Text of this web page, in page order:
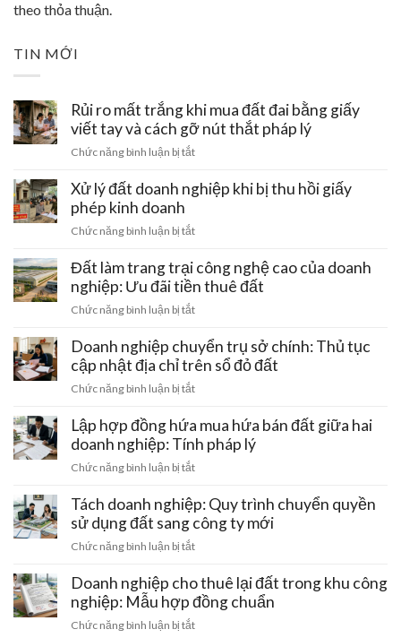
theo thỏa thuận.
TIN MỚI
Rủi ro mất trắng khi mua đất đai bằng giấy
viết tay và cách gỡ nút thắt pháp lý
Chức năng bình luận bị tắtở
ro
khi
đất
đai
viết
tay
và
cách
nút
thắt
lý
Xử lý đất doanh nghiệp khi bị thu hồi giấy
phép kinh doanh
Chức năng bình luận bị tắtở
lý
đất
nghiệp
bị
thu
kinh
doanh
Đất làm trang trại công nghệ cao của doanh
nghiệp: Ưu đãi tiền thuê đất
Chức năng bình luận bị tắtở
làm
trang
công
cao
của
đãi
tiền
thuê
Doanh nghiệp chuyển trụ sở chính: Thủ tục
cập nhật địa chỉ trên sổ đỏ đất
Chức năng bình luận bị tắtở
nghiệp
chuyển
trụ
sở
Thủ
tục
địa
chỉ
trên
sổ
Lập hợp đồng hứa mua hứa bán đất giữa hai
doanh nghiệp: Tính pháp lý
Chức năng bình luận bị tắtở
hợp
đồng
mua
bán
đất
Tách doanh nghiệp: Quy trình chuyển quyền
sử dụng đất sang công ty mới
Chức năng bình luận bị tắtở
doanh
nghiệp:
trình
Doanh nghiệp cho thuê lại đất trong khu công
nghiệp: Mẫu hợp đồng chuẩn
Chức năng bình luận bị tắtở